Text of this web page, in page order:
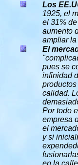
Los
1925, el
el 31%
aumento
ampliar
El
pues se
infinidad
calidad.
Por todo
empresa
el
y si
en la